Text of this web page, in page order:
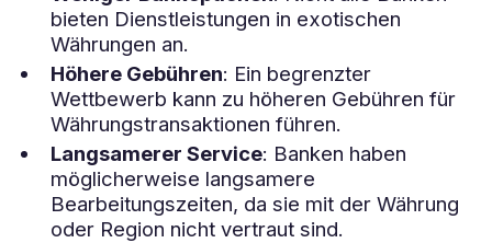
bieten Dienstleistungen in exotischen
Währungen an.
Höhere Gebühren: Ein begrenzter
Wettbewerb kann zu höheren Gebühren für
Währungstransaktionen führen.
Langsamerer Service: Banken haben
möglicherweise langsamere
Bearbeitungszeiten, da sie mit der Währung
oder Region nicht vertraut sind.